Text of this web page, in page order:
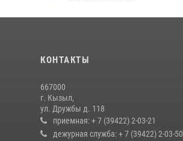
КОНТАКТЫ
667000
г. Кызыл,
ул. Дружбы д. 118
приемная: + 7 (39422) 2-03-21
дежурная служба: + 7 (39422) 2-03-50